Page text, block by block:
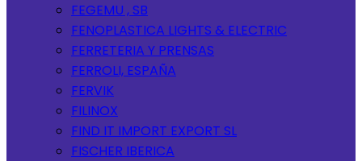
FEGEMU , SB
FENOPLASTICA LIGHTS & ELECTRIC
FERRETERIA Y PRENSAS
FERROLI, ESPAÑA
FERVIK
FILINOX
FIND IT IMPORT EXPORT SL
FISCHER IBERICA